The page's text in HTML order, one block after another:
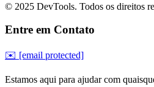
© 2025 DevTools. Todos os direitos
Entre em Contato
✉️ [email protected]
Estamos aqui para ajudar com